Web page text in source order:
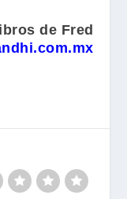
de Fred